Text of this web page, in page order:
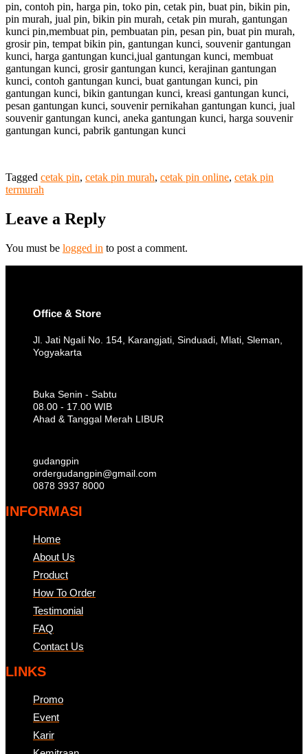
pin, contoh pin, harga pin, toko pin, cetak pin, buat pin, bikin pin,
pin murah, jual pin, bikin pin murah, cetak pin murah, gantungan
kunci pin,membuat pin, pembuatan pin, pesan pin, buat pin murah,
grosir pin, tempat bikin pin, gantungan kunci, souvenir gantungan
kunci, harga gantungan kunci,jual gantungan kunci, membuat
gantungan kunci, grosir gantungan kunci, kerajinan gantungan
kunci, contoh gantungan kunci, buat gantungan kunci, pin
gantungan kunci, bikin gantungan kunci, kreasi gantungan kunci,
pesan gantungan kunci, souvenir pernikahan gantungan kunci, jual
souvenir gantungan kunci, aneka gantungan kunci, harga souvenir
gantungan kunci, pabrik gantungan kunci
Tagged cetak pin, cetak pin murah, cetak pin online, cetak pin
termurah
Leave a Reply
You must be logged in to post a comment.
Office & Store
Jl. Jati Ngali No. 154, Karangjati, Sinduadi, Mlati, Sleman,
Yogyakarta
Buka Senin - Sabtu
08.00 - 17.00 WIB
Ahad & Tanggal Merah LIBUR
gudangpin
ordergudangpin@gmail.com
0878 3937 8000
INFORMASI
Home
About Us
Product
How To Order
Testimonial
FAQ
Contact Us
LINKS
Promo
Event
Karir